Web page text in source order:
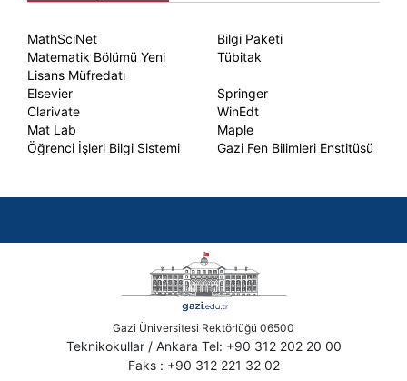
MathSciNet
Bilgi Paketi
Matematik Bölümü Yeni
Lisans Müfredatı
Tübitak
Elsevier
Springer
Clarivate
WinEdt
Mat Lab
Maple
Öğrenci İşleri Bilgi Sistemi
Gazi Fen Bilimleri Enstitüsü
Gazi Üniversitesi Rektörlüğü 06500
Teknikokullar / Ankara Tel: +90 312 202 20 00
Faks : +90 312 221 32 02